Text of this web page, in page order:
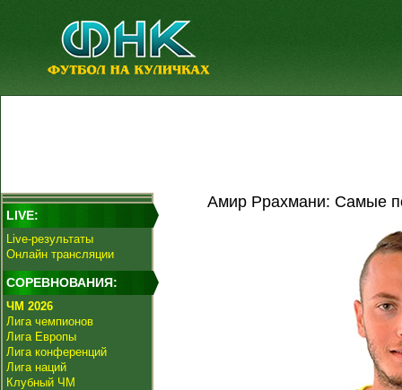
LIVE:
Live-результаты
Онлайн трансляции
СОРЕВНОВАНИЯ:
ЧМ 2026
Лига чемпионов
Лига Европы
Лига конференций
Лига наций
Клубный ЧМ
Амир Ррахмани: Самые